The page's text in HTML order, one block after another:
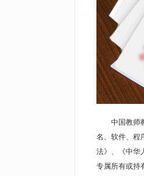
中国教师教
名、软件、程
法》、《中华
专属所有或持